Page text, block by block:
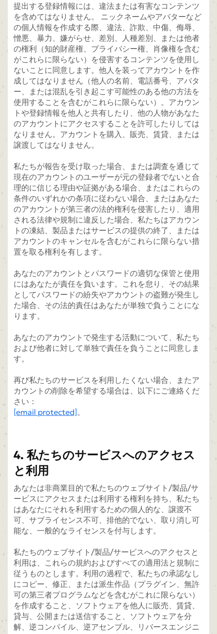
提出する登録情報には、違法または有害なコンテンツ
を含めてはなりません。 ニックネームやアバターなど
の個人情報を作成する際、違法、詐欺、中傷、侮辱、
憎悪、暴力、嫌がらせ、差別、人種差別、または他者
の権利（知的財産権、プライバシー権、肖像権を含む
がこれらに限らない）を侵害するコンテンツを使用し
ないことに同意します。他人を装ってアカウントを作
成してはなりません（他人の名前、電話番号、アバタ
ー、または混乱を引き起こす可能性のある他の方法を
使用することを含むがこれらに限らない）。アカウン
トや登録情報を他人と共有したり、他の人物があなた
のアカウントにアクセスすることを許可したりしては
なりません。アカウントを購入、販売、賃貸、または
譲渡してはなりません。
私たちが報告を受け取った場合、または調査を通じて
現在のアカウントのユーザーが元の登録者でないと合
理的に信じる理由や証拠がある場合、またはこれらの
条件のいずれかの条項に従わない場合、またはあなた
のアカウントが第三者の法的権利を侵害したり、適用
される法律や規制に違反した場合、私たちはアカウン
トの凍結、製品またはサービスの提供の終了、または
アカウントのキャンセルを含むがこれらに限らない措
置を取る権利を有します。
あなたのアカウントとパスワードの適切な保管と使用
にはあなたが責任を負います。これを怠り、その結果
としてパスワードの紛失やアカウントの盗難が発生し
た場合、その法的責任はあなたが単独で負うことにな
ります。
あなたのアカウントで発生する活動について、私たち
および他者に対して単独で責任を負うことに同意しま
す。
再び私たちのサービスを利用したくない場合、またア
カウントの削除を希望する場合は、以下にご連絡くだ
さい：
[email protected]。
4. 私たちのサービスへのアクセス
と利用
あなたは非商業目的で私たちのウェブサイト/製品/サ
ービスにアクセスまたは利用する権利を持ち、私たち
はあなたにそれを利用するための個人的な、譲渡不
可、サブライセンス不可、排他的でない、取り消し可
能な、一般的なライセンスを付与します。
私たちのウェブサイト/製品/サービスへのアクセスと
利用は、これらの規約およびすべての適用法と規制に
従うものとします。利用の過程で、私たちの承認なし
にコピー、修正、または派生作品（プラグイン、無許
可の第三者プログラムなどを含むがこれに限らない）
を作成すること、ソフトウェアを他人に販売、賃貸、
貸与、公開または送信すること、ソフトウェアを分
解、逆コンパイル、逆アセンブル、リバースエンジニ